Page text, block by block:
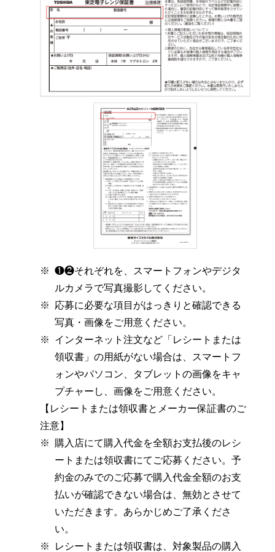
❶❷それぞれを、スマートフォンやデジタ
ルカメラで写真撮影してください。
応募に必要な項目がはっきりと確認できる
写真・画像をご用意ください。
インターネット注文など「レシートまたは
領収書」の用紙がない場合は、スマートフ
ォンやパソコン、タブレットの画像をキャ
プチャーし、画像をご用意ください。
【レシートまたは領収書とメーカー保証書のご
注意】
購入店にて購入代金を全額お支払後のレシ
ートまたは領収書にてご応募ください。予
約金のみでのご応募で購入代金全額のお支
払いが確認できない場合は、無効とさせて
いただきます。あらかじめご了承くださ
い。
レシートまたは領収書は、対象製品の購入